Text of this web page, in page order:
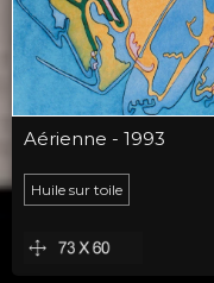
Aérienne - 1993
Huile sur toile